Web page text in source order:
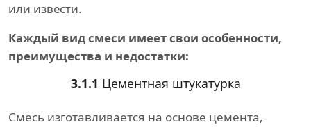
или извести.
Каждый вид смеси имеет свои особенности,
преимущества и недостатки:
3.1.1 Цементная штукатурка
Смесь изготавливается на основе цемента,